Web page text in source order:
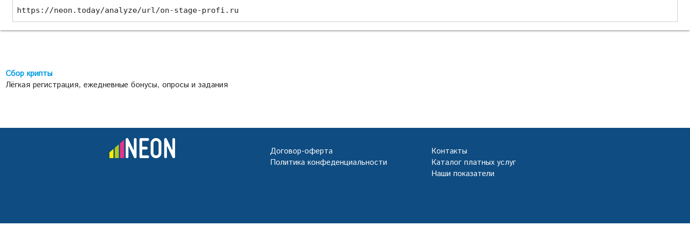
https://neon.today/analyze/url/on-stage-profi.ru
Сбор крипты
Лёгкая регистрация, ежедневные бонусы, опросы и задания
Договор-оферта
Политика конфеденциальности
Контакты
Каталог платных услуг
Наши показатели